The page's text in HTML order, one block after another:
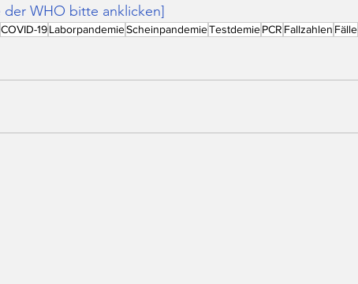
der WHO bitte anklicken]
COVID-19LaborpandemieScheinpandemieTestdemiePCR Fallzahlen Fälle